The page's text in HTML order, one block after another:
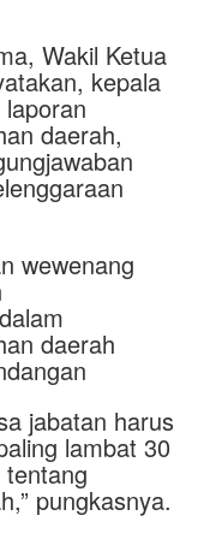
Wakil Ketua
kepala
daerah,
wewenang
daerah
jabatan harus
lambat 30
pungkasnya.